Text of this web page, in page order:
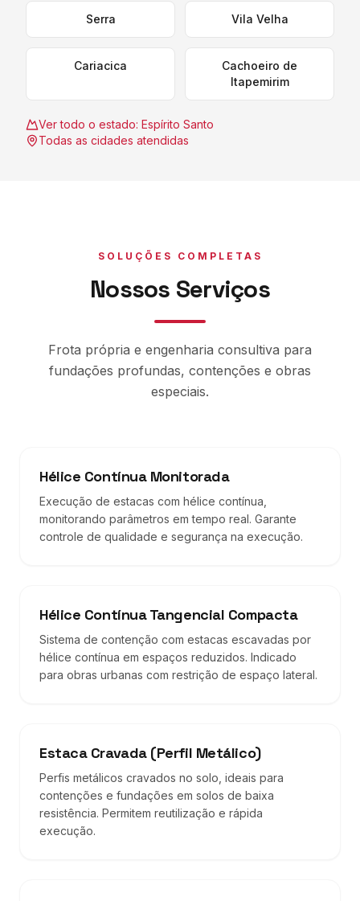
Serra Vila Velha
Cariacica
Cachoeiro de
Itapemirim
Ver todo o estado: Espírito Santo
Todas as cidades atendidas
SOLUÇÕES COMPLETAS
Nossos Serviços
Frota própria e engenharia consultiva para
fundações profundas, contenções e obras
especiais.
Hélice Contínua Monitorada
Execução de estacas com hélice contínua,
monitorando parâmetros em tempo real. Garante
controle de qualidade e segurança na execução.
Hélice Contínua Tangencial Compacta
Sistema de contenção com estacas escavadas por
hélice contínua em espaços reduzidos. Indicado
para obras urbanas com restrição de espaço lateral.
Estaca Cravada (Perfil Metálico)
Perfis metálicos cravados no solo, ideais para
contenções e fundações em solos de baixa
resistência. Permitem reutilização e rápida
execução.